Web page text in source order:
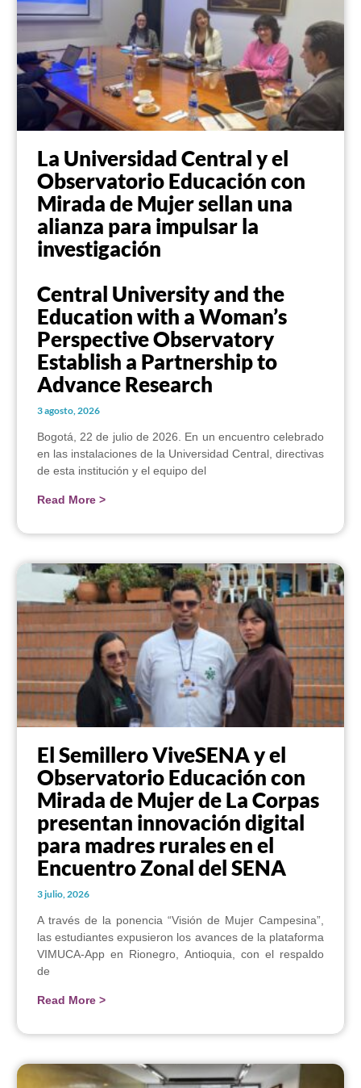
La Universidad Central y el
Observatorio Educación con
Mirada de Mujer sellan una
alianza para impulsar la
investigación
Central University and the
Education with a Woman’s
Perspective Observatory
Establish a Partnership to
Advance Research
3 agosto, 2026
Bogotá, 22 de julio de 2026. En un encuentro celebrado
en las instalaciones de la Universidad Central, directivas
de esta institución y el equipo del
Read More >
El Semillero ViveSENA y el
Observatorio Educación con
Mirada de Mujer de La Corpas
presentan innovación digital
para madres rurales en el
Encuentro Zonal del SENA
3 julio, 2026
A través de la ponencia “Visión de Mujer Campesina”,
las estudiantes expusieron los avances de la plataforma
VIMUCA-App en Rionegro, Antioquia, con el respaldo
de
Read More >